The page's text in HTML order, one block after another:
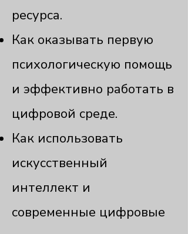
ресурса.
Как оказывать первую
психологическую помощь
и эффективно работать в
цифровой среде.
Как использовать
искусственный
интеллект и
современные цифровые